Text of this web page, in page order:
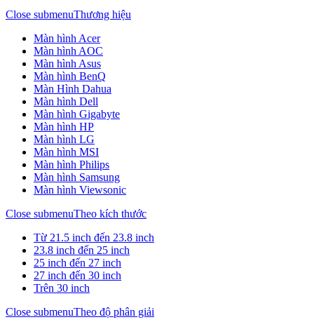
Close submenuThương hiệu
Màn hình Acer
Màn hình AOC
Màn hình Asus
Màn hình BenQ
Màn Hình Dahua
Màn hình Dell
Màn hình Gigabyte
Màn hình HP
Màn hình LG
Màn hình MSI
Màn hình Philips
Màn hình Samsung
Màn hình Viewsonic
Close submenuTheo kích thước
Từ 21.5 inch đến 23.8 inch
23.8 inch đến 25 inch
25 inch đến 27 inch
27 inch đến 30 inch
Trên 30 inch
Close submenuTheo độ phân giải